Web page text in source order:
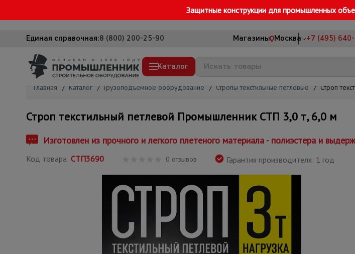
Защитные конструкции для промышленных
Единая справочная:8 (800) 200-25-90 Магазины Москва +7 (495)
Каталог
Вышки-туры
Сетка, тенты, брезенты
Грузоподъемное оборудование
Фанера ламинированная
Опалубка
Главная / Каталог / Грузоподъемное оборудование / Стропы текстильные петлевые / Строп
Строп текстильный петлевой Промышленник СТП 3,0 т, 6,0 м
Изготовлен из прочного и легкого плетеного материала - полиэстера и
Код товара: СТП3690 0 отзывов Гарантия производителя: 1 год